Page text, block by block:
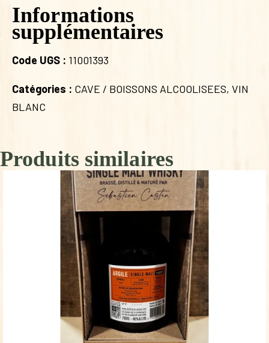
Informations
supplémentaires
Code UGS : 11001393
Catégories : CAVE / BOISSONS ALCOOLISEES, VIN
BLANC
Produits similaires